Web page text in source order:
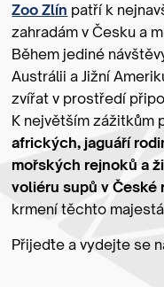
Zoo Zlín patří k
zahradám v Česku a
Během jediné
Austrálii a Jižní
zvířat v prostředí
K největším zážitkům
afrických, jaguáří
mořských rejnoků a
voliéru supů v České
krmení těchto
Přijeďte a vydejte se